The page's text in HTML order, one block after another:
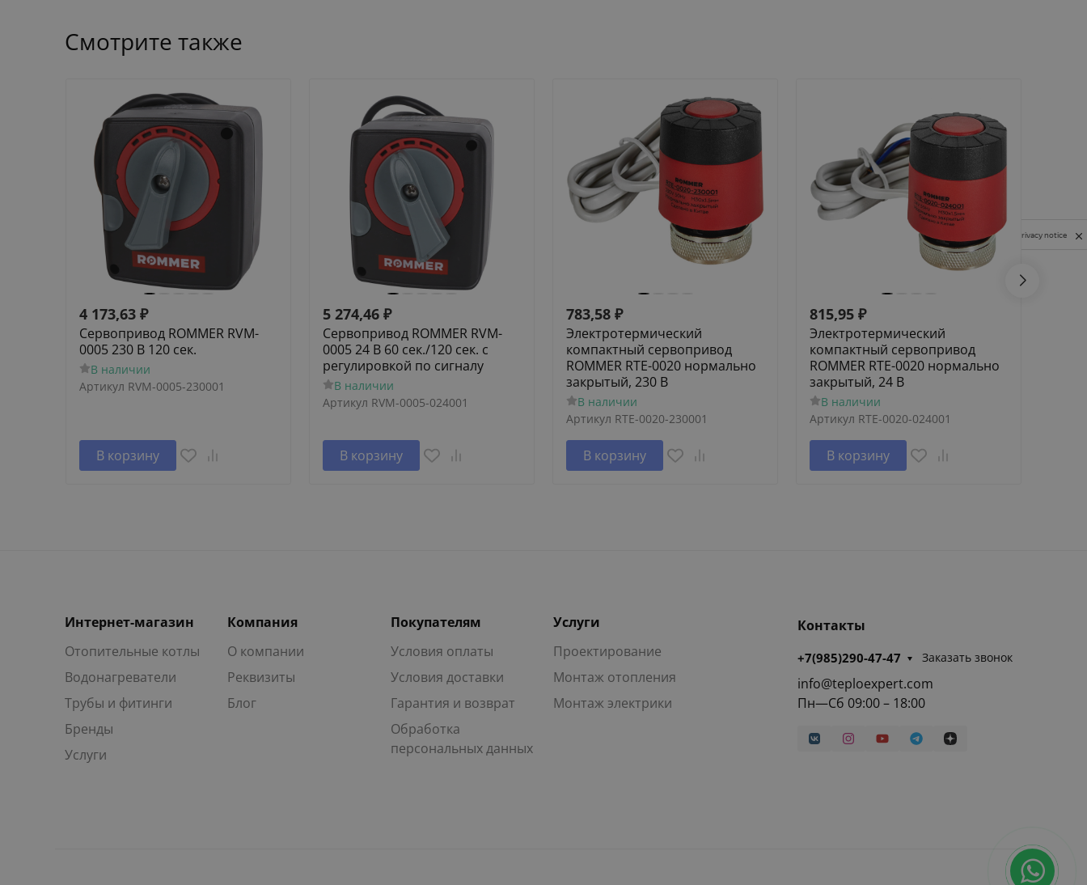
Смотрите также
4 173,63 ₽
Сервопривод ROMMER RVM-
0005 230 В 120 сек.
В наличии
Артикул RVM-0005-230001
В корзину
5 274,46 ₽
Сервопривод ROMMER RVM-
0005 24 В 60 сек./120 сек. c
регулировкой по сигналу
В наличии
Артикул RVM-0005-024001
В корзину
783,58 ₽
Электротермический
компактный сервопривод
ROMMER RTE-0020 нормально
закрытый, 230 В
В наличии
Артикул RTE-0020-230001
В корзину
815,95 ₽
Электротермический
компактный сервопривод
ROMMER RTE-0020 нормально
закрытый, 24 В
В наличии
Артикул RTE-0020-024001
В корзину
Интернет-магазин
Отопительные котлы
Водонагреватели
Трубы и фитинги
Бренды
Услуги
Компания
О компании
Реквизиты
Блог
Покупателям
Условия оплаты
Условия доставки
Гарантия и возврат
Обработка
персональных данных
Услуги
Проектирование
Монтаж отопления
Монтаж электрики
Контакты
+7(985)290-47-47 Заказать звонок
info@teploexpert.com
Пн—Сб 09:00 – 18:00
Privacy notice